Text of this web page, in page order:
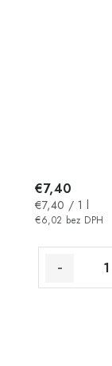
€6,02 bez DPH
€7,40
Jednotková
cena:
€7,40 / 1 l